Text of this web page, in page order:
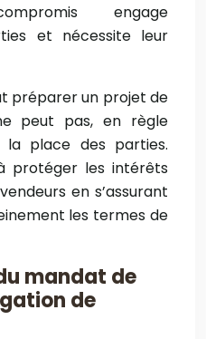
engage
et nécessite leur
préparer un projet de
peut pas, en règle
place des parties.
protéger les intérêts
en s’assurant
les termes de
mandat de
de